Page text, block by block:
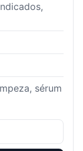
sérum